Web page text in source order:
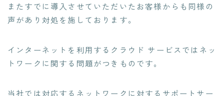
またすでに導入させていただいたお客様からも同様の
声があり対処を施しております。​
インターネットを利用するクラウド サービスではネッ
トワークに関する問題がつきものです。​
当社では対応するネットワークに対するサポートサー